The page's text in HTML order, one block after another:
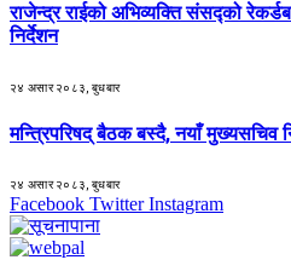
राजेन्द्र राईको अभिव्यक्ति संसद्को
निर्देशन
२४ असार २०८३, बुधबार
मन्त्रिपरिषद् बैठक बस्दै, नयाँ मुख्यसचिव
२४ असार २०८३, बुधबार
Facebook Twitter Instagram